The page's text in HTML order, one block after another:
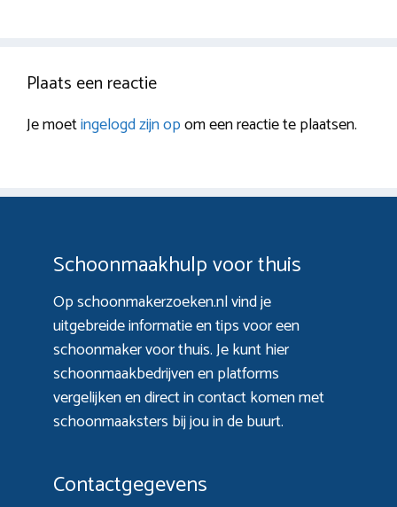
Plaats een reactie
Je moetingelogd zijn opom een reactie te plaatsen.
Schoonmaakhulp voor thuis
Op schoonmakerzoeken.nl vind je
uitgebreide informatie en tips voor een
schoonmaker voor thuis. Je kunt hier
schoonmaakbedrijven en platforms
vergelijken en direct in contact komen met
schoonmaaksters bij jou in de buurt.
Contactgegevens